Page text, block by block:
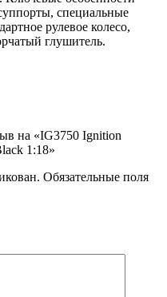
специальные
рулевое колесо,
глушитель.
на «IG3750 Ignition
1:18»
Обязательные поля